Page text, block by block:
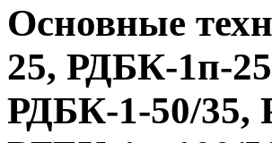
Основные
25, РДБК-1п-
РДБК-1-50/35,